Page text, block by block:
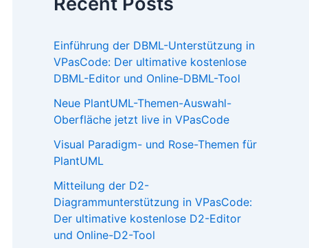
Einführung der DBML-Unterstützung in
VPasCode: Der ultimative kostenlose
DBML-Editor und Online-DBML-Tool
Neue PlantUML-Themen-Auswahl-
Oberfläche jetzt live in VPasCode
Visual Paradigm- und Rose-Themen für
PlantUML
Mitteilung der D2-
Diagrammunterstützung in VPasCode:
Der ultimative kostenlose D2-Editor
und Online-D2-Tool